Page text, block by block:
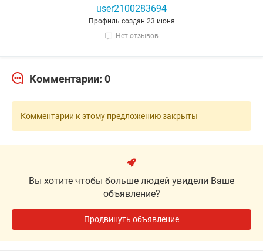
user2100283694
Профиль создан 23 июня
Нет отзывов
Комментарии: 0
Комментарии к этому предложению закрыты
Вы хотите чтобы больше людей увидели Ваше
объявление?
Продвинуть объявление